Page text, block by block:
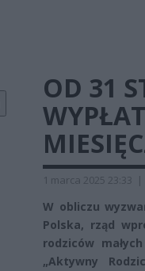
OD 31
1 marca 2025 23:33 |
W obliczu
Polska, rząd
rodziców
„Aktywny